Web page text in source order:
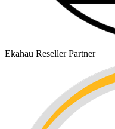
Ekahau Reseller Partner